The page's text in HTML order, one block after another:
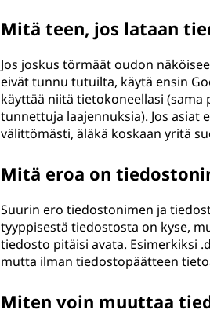
Mitä teen, jos lataan
Jos joskus törmäät oudon
eivät tunnu tutuilta, käytä ensin
käyttää niitä tietokoneellasi
tunnettuja laajennuksia). Jos asiat
välittömästi, äläkä koskaan yritä
Mitä eroa on
Suurin ero tiedostonimen ja
tyyppisestä tiedostosta on kyse,
tiedosto pitäisi avata. Esimerkiksi
mutta ilman tiedostopäätteen
Miten voin muuttaa